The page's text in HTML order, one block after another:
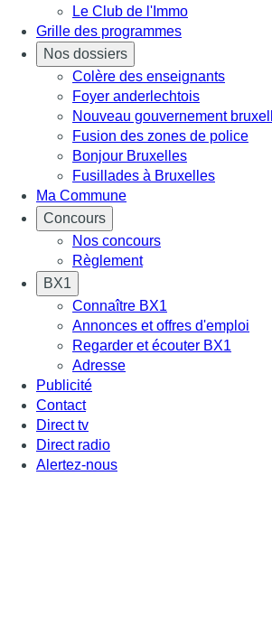
Le Club de l'Immo
Grille des programmes
Nos dossiers
Colère des enseignants
Foyer anderlechtois
Nouveau gouvernement
Fusion des zones de police
Bonjour Bruxelles
Fusillades à Bruxelles
Ma Commune
Concours
Nos concours
Règlement
BX1
Connaître BX1
Annonces et offres d'emploi
Regarder et écouter BX1
Adresse
Publicité
Contact
Direct tv
Direct radio
Alertez-nous